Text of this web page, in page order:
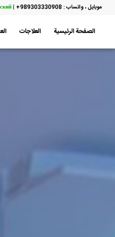
موبایل ، واتساب : 989303330908+ |
الصفحة الرئيسية العلاجات